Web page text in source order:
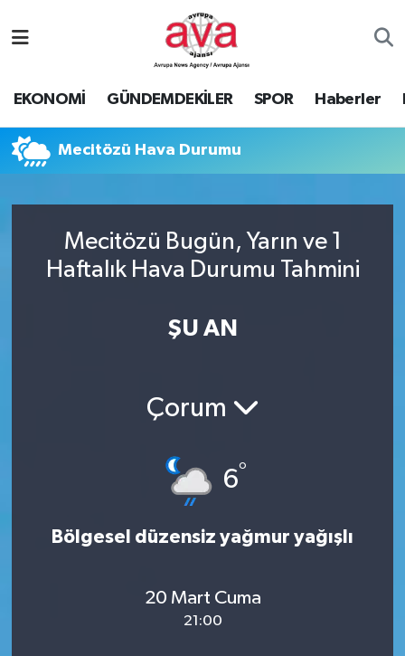
EKONOMİ GÜNDEMDEKİLER SPOR Haberler
Mecitözü Hava Durumu
Mecitözü Bugün, Yarın ve 1
Haftalık Hava Durumu Tahmini
ŞU AN
Çorum
6°
Bölgesel düzensiz yağmur yağışlı
20 Mart Cuma
21:00
Nöbetçi Eczaneler
Namaz Vakitleri
Trafik Durumu
Süper Lig Puan Durumu ve Fikstür